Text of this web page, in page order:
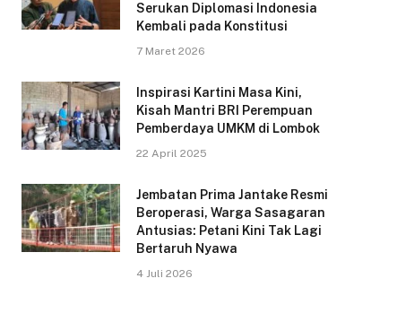
Serukan Diplomasi Indonesia
Kembali pada Konstitusi
7 Maret 2026
Inspirasi Kartini Masa Kini,
Kisah Mantri BRI Perempuan
Pemberdaya UMKM di Lombok
22 April 2025
Jembatan Prima Jantake Resmi
Beroperasi, Warga Sasagaran
Antusias: Petani Kini Tak Lagi
Bertaruh Nyawa
4 Juli 2026